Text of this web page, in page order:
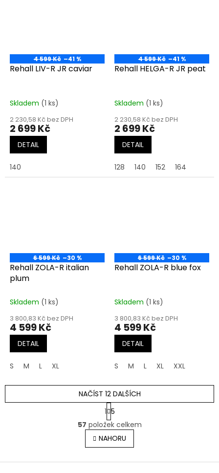
4 599 Kč –41 %
Rehall LIV-R JR caviar
Skladem (1 ks)
2 230,58 Kč bez DPH
2 699 Kč
DETAIL
140
4 599 Kč –41 %
Rehall HELGA-R JR peat
Skladem (1 ks)
2 230,58 Kč bez DPH
2 699 Kč
DETAIL
128 140 152 164
6 599 Kč –30 %
Rehall ZOLA-R italian
plum
Skladem (1 ks)
3 800,83 Kč bez DPH
4 599 Kč
DETAIL
S M L XL
6 599 Kč –30 %
Rehall ZOLA-R blue fox
Skladem (1 ks)
3 800,83 Kč bez DPH
4 599 Kč
DETAIL
S M L XL XXL
O
v
l
á
NAČÍST 12 DALŠÍCH
S
t
r
á
n
k
v
1 5
57 položek celkem
NAHORU
Z